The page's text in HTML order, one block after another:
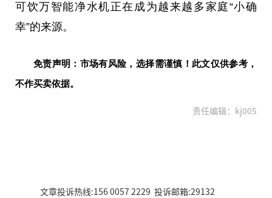
可饮万智能净水机正在成为越来越多家庭“小确
幸”的来源。
免责声明：市场有风险，选择需谨慎！此文仅供参考，
不作买卖依据。
责任编辑：kj005
文章投诉热线:156 0057 2229 投诉邮箱:29132